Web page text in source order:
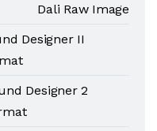
Dali Raw Image
Designer II
Designer 2